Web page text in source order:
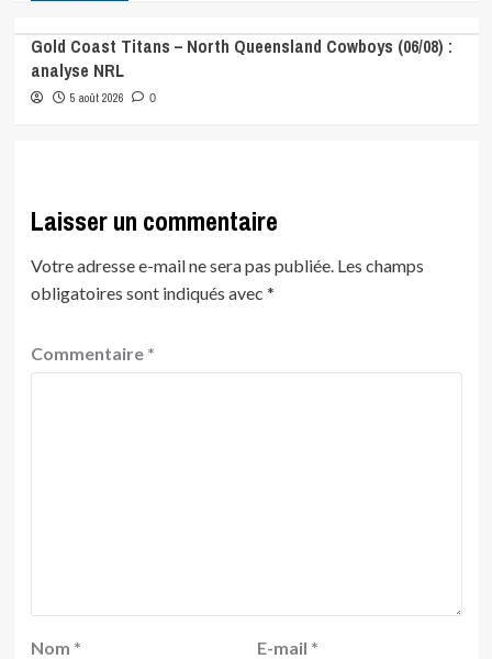
Gold Coast Titans – North Queensland Cowboys (06/08) :
analyse NRL
5 août 2026 0
Laisser un commentaire
Votre adresse e-mail ne sera pas publiée. Les champs
obligatoires sont indiqués avec *
Commentaire *
Nom * E-mail *